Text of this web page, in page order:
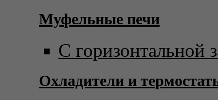
Муфельные печи
С горизонтальной
Охладители и